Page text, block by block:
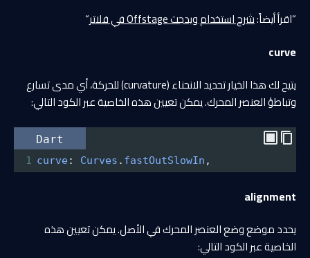
“اقرأ أيضاً:شرح استخدام ويدجت Offstage في فلاتر “
curve
يتيح لك هذا الخيار تحديد الانحناء (curvature) للحركة، أي مدى تسارع
وتباطؤ العنصر المحرك. يمكن تعيين هذه الخاصية عبر الكود التالي:
Dart
1 curve: Curves . fastOutSlowIn ,
alignment
يحدد موضع وضع العنصر المحرك في الأصل. يمكن تعيين هذه
الخاصية عبر الكود التالي: